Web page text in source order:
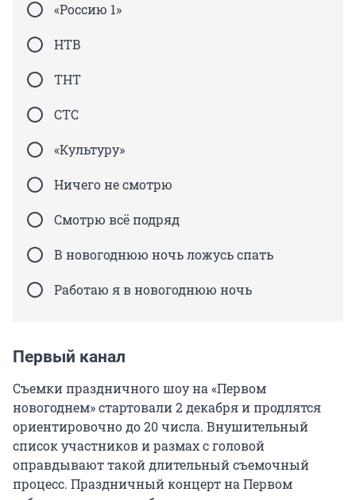
«Россию 1»
НТВ
ТНТ
СТС
«Культуру»
Ничего не смотрю
Смотрю всё подряд
В новогоднюю ночь ложусь спать
Работаю я в новогоднюю ночь
Первый канал
Съемки праздничного шоу на «Первом
новогоднем» стартовали 2 декабря и продлятся
ориентировочно до 20 числа. Внушительный
список участников и размах с головой
оправдывают такой длительный съемочный
процесс. Праздничный концерт на Первом